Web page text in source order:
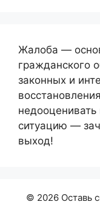
Жалоба —
гражданского
законных и
ситуацию —
выход!
© 2026 Оставь